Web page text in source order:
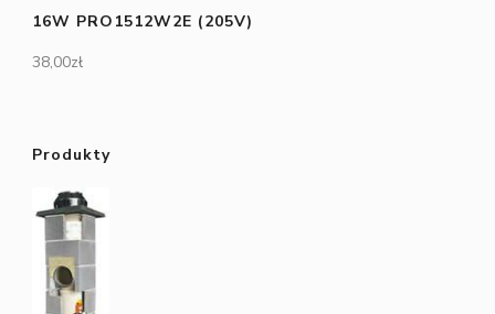
16W PRO1512W2E (205V)
38,00zł
Produkty